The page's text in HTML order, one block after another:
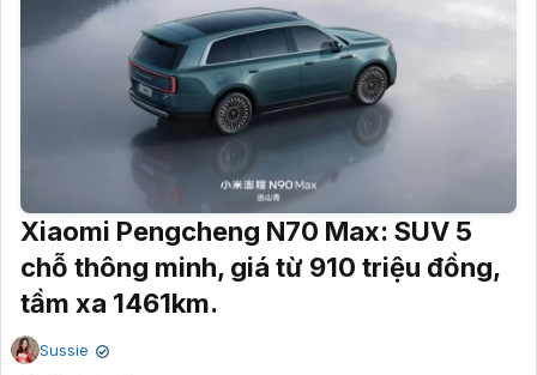
Xiaomi Pengcheng N70 Max: SUV 5
chỗ thông minh, giá từ 910 triệu đồng,
tầm xa 1461km.
Sussie ✔